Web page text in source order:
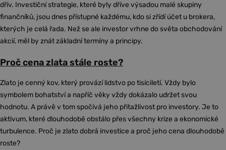
dřív. Investiční strategie, které byly dříve výsadou malé skupiny
finančníků, jsou dnes přístupné každému, kdo si zřídí účet u brokera,
kterých je celá řada. Než se ale investor vrhne do světa obchodování
akcií, měl by znát základní termíny a principy.
Proč cena zlata stále roste?
Zlato je cenný kov, který provází lidstvo po tisíciletí. Vždy bylo
symbolem bohatství a napříč věky vždy dokázalo udržet svou
hodnotu. A právě v tom spočívá jeho přitažlivost pro investory. Je to
aktivum, které dlouhodobě obstálo přes všechny krize a ekonomické
turbulence. Proč je zlato dobrá investice a proč jeho cena dlouhodobě
roste?